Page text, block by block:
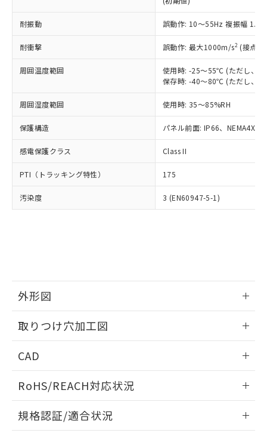
耐振動 誤動作: 10～55Hz 複振幅
耐衝撃 誤動作: 最大1000m/s2 (接点
周囲温度範囲
使用時: -25～55℃ (ただし、氷
保存時: -40～80℃ (ただし、氷
周囲湿度範囲 使用時: 35～85%RH
保護構造 パネル前面: IP66、NEMA4X,
感電保護クラス Class II
PTI（トラッキング特性） 175
汚染度 3 (EN60947-5-1)
外形図
取りつけ穴加工図
CAD
ドすることができます。
ログイン/会員登録
RoHS/REACH対応状況
規格認証/適合状況
正式な納期状況および標準価格はお客
様のお取引先、またはお客様担当のオ
オムロン制御機器販売店や当社販売拠
販売ネットワーク
」をご確認
在庫状況および標準価格結果を当社の
事前の承諾なく第三者に漏洩または開
示しないようお願いします。
マイパーツ機能（部品リスト作成サー
ビス）をご利用いただくには、I-Web
メンバーズにご登録されている必要が
あります。
登録された部品リストについて、当社
の共同利用に関して"
の「1.共同利
(PBDE) 1000ppm以下、フタル酸ビス(2-エチルヘキシ
ル) (DEHP)(別名：DOP) 1000ppm以下、フタル酸ブチ
ルベンジル（BBP） 1000ppm以下、フタル酸ジブチル
（DBP） 1000ppm以下、フタル酸ジイソブチル
但し、RoHS指令で産業用監視および制御機器に対する
フタル酸エステル類の４物質については閾値を超える意
図的な使用がないことを確認しています。
※2 対応予定月
部品在庫の切り替え状況などにより、予定
月が前後することがあります。
※3 非含有証明書ダウンロード
るもので、過去に遡って非含有を証明する
ものではありません。
また、RoHS指令のフタル酸エステル類４
既に当社にて対応品への在庫切替を完了
していることから、特段のことがない限
り、2022年1月12日より割愛しておりま
す。
ニル類) : 1000ppm、 PBDEs(ポリ臭化ジフェニルエーテ
DBP(フタル酸ジブチル) : 1000ppm、 DIBP(フタル酸ジ
DEHP(フタル酸ビス(2-エチルヘキシル)) : 1000ppm
「ｅ」：有害物質（10物質）のすべてが基
準値以下であることを示します。
「10」：通常の使用状況下において有害物
質が外部に漏えいし、環境に深刻な影響を
及ぼさない年数を意味します。
「－」：未確認です。当社販売部門へお問
当社は規制貨物を破棄する場合は、完
全に破砕するなど、違法に輸出されな
いよう必要な手段を講じます。
当社は貴社製品を、核兵器、ミサイ
ル、化学兵器、生物兵器またはその他
武器並びにこれらの製造装置等に一切
当社は、貴社製品を第三者に販売する
場合は、上記1、2および3の内容を当
該第三者に通知します。また当社は、
販売先および販売に係わる関係者が違
法に輸出するおそれがある場合は、取
り引きをいたしません。
一定数以上の在庫あり
一定数には満たないが在庫あり
いては、お客様のお取引先、ま
たはお客様担当のオムロン制御
機器販売店・当社販売員にご確
白
受注生産機種、また在庫状況の
情報を公開していない機種